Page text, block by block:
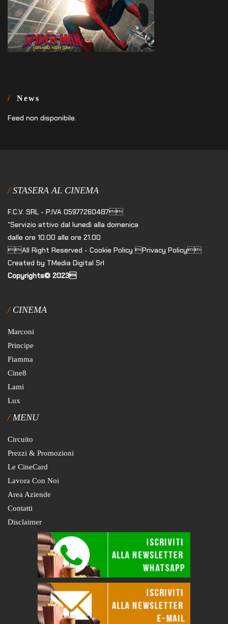
News
Feed non disponibile.
STASERA AL CINEMA
F.C.V. SRL - P.IVA 05977260487
*Servizio attivo dal lunedì alla domenica
dalle ore 10.00 alle ore 21.00
All Right Reserved - Cookie Policy Privacy Policy
Created by TMedia Digital Srl
Copyrights© 2023
CINEMA
Marconi
Principe
Fiamma
Cine8
Lami
Lux
MENU
Circuito
Prezzi & Promozioni
Le CineCard
Lavora Con Noi
Area Aziende
Contatti
Disclaimer